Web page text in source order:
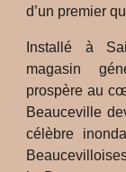
d’un premier
Installé à
magasin
prospère au
Beauceville
célèbre